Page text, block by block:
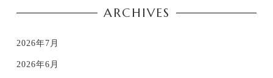
ARCHIVES
2026年7月
2026年6月